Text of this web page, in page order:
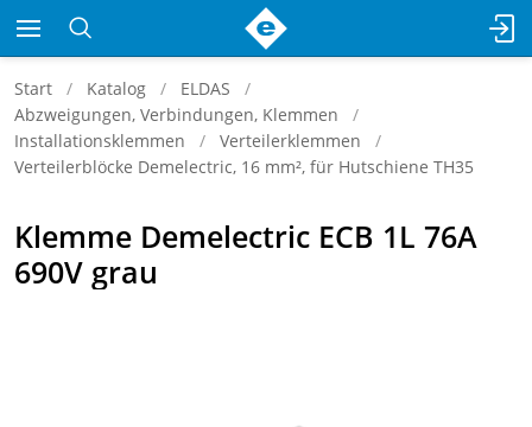
Start Katalog
ELDAS
Abzweigungen, Verbindungen, Klemmen
Installationsklemmen
Verteilerklemmen
Verteilerblöcke Demelectric, 16 mm², für Hutschiene TH35
Klemme Demelectric ECB 1L 76A
690V grau